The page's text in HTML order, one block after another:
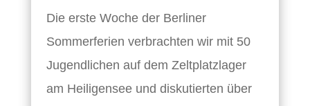
Die erste Woche der Berliner
Sommerferien verbrachten wir mit 50
Jugendlichen auf dem Zeltplatzlager
am Heiligensee und diskutierten über